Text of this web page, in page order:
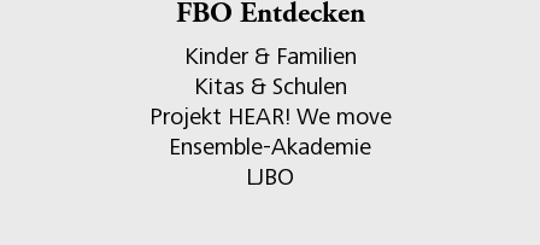
FBO Entdecken
Kinder & Familien
Kitas & Schulen
Projekt HEAR! We move
Ensemble-Akademie
LJBO